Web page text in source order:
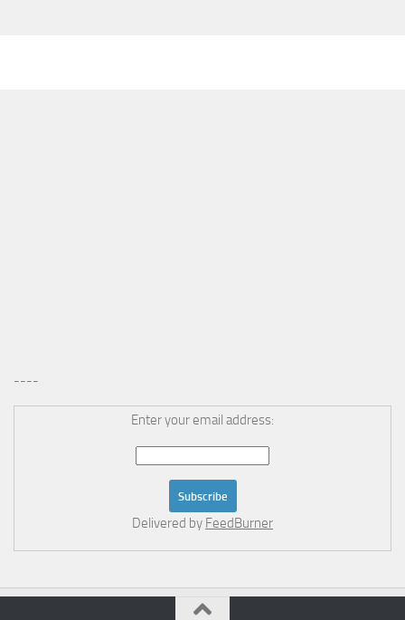
----
Enter your email address:
Delivered by FeedBurner